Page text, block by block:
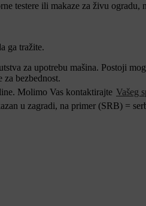
testere ili makaze za živu
ga tražite.
za upotrebu mašina. Postoji
za bezbednost.
Molimo Vas kontaktirajte Vašeg
u zagradi, na primer (SRB) =